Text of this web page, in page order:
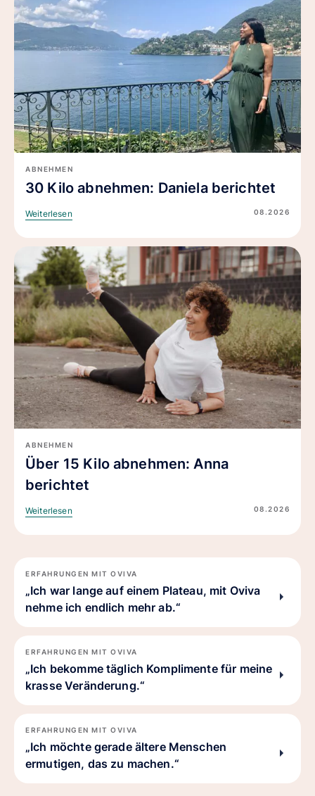
ABNEHMEN
30 Kilo abnehmen: Daniela berichtet
Weiterlesen 08.2026
ABNEHMEN
Über 15 Kilo abnehmen: Anna
berichtet
Weiterlesen 08.2026
ERFAHRUNGEN MIT OVIVA
„Ich war lange auf einem Plateau, mit Oviva
nehme ich endlich mehr ab.“
ERFAHRUNGEN MIT OVIVA
„Ich bekomme täglich Komplimente für meine
krasse Veränderung.“
ERFAHRUNGEN MIT OVIVA
„Ich möchte gerade ältere Menschen
ermutigen, das zu machen.“